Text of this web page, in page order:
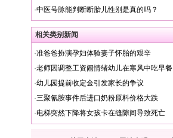
·中医号脉能判断断胎儿性别是真的吗？
相关类别新闻
·准爸爸扮演孕妇体验妻子怀胎的艰辛
·老师因调整工资闹情绪幼儿在寒风中吃早餐
·幼儿园提前收定金引发家长的争议
·三聚氰胺事件后进口奶粉原料价格大跌
·电梯突然下降将女孩卡在缝隙间导致死亡